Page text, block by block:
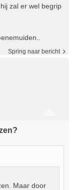
zal er wel begrip
Spring naar bericht
Maar door